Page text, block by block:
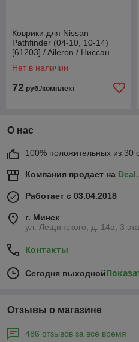
Коврики для Nissan
Pathfinder (04-10, 10-14)
[61203] / Aileron / Ниссан
Нет в наличии
72 руб./комплект
О нас
100% положительных из 30
Компания продает на
Работает с 03.04.2018
г. Минск
ул. Лещинского, д. 14а, 3
Контакты
Сегодня выходной
Отзывы о магазине
486 отзывов за всё время